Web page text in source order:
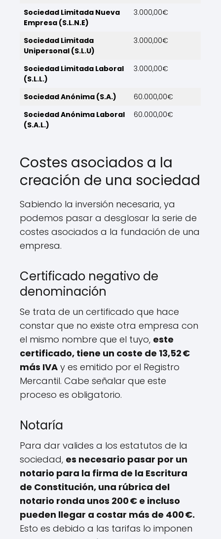
Sociedad Limitada Nueva
Empresa (S.L.N.E)
3.000,00€
Sociedad Limitada
Unipersonal (S.L.U)
3.000,00€
Sociedad Limitada Laboral
(S.L.L.)
3.000,00€
Sociedad Anónima (S.A.)
60.000,00€
Sociedad Anónima Laboral
(S.A.L.)
60.000,00€
Costes asociados a la
creación de una sociedad
Sabiendo la inversión necesaria, ya
podemos pasar a desglosar la serie de
costes asociados a la fundación de una
empresa.
Certificado negativo de
denominación
Se trata de un certificado que hace
constar que no existe otra empresa con
el mismo nombre que el tuyo, este
certificado, tiene un coste de 13,52 €
más IVA y es emitido por el Registro
Mercantil. Cabe señalar que este
proceso es obligatorio.
Notaría
Para dar valides a los estatutos de la
sociedad, es necesario pasar por un
notario para la firma de la Escritura
de Constitución, una rúbrica del
notario ronda unos 200 € e incluso
pueden llegar a costar más de 400 €.
Esto es debido a las tarifas lo imponen